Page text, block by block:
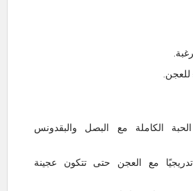
للعجن.
الكاملة مع البصل والبقدونس
مع العجن حتى تتكون عجينة